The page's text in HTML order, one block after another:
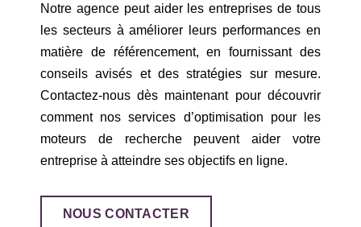
Notre agence peut aider les entreprises de tous
les secteurs à améliorer leurs performances en
matière de référencement, en fournissant des
conseils avisés et des stratégies sur mesure.
Contactez-nous dès maintenant pour découvrir
comment nos services d’optimisation pour les
moteurs de recherche peuvent aider votre
entreprise à atteindre ses objectifs en ligne.
NOUS CONTACTER